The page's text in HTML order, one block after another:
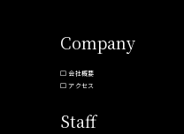
Company
会社概要
アクセス
Staff